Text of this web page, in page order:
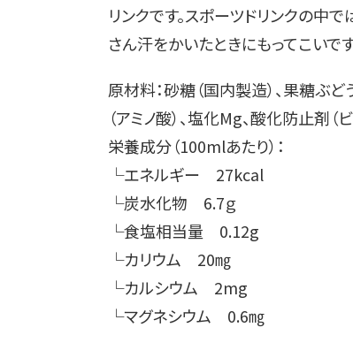
リンクです。スポーツドリンクの中
さん汗をかいたときにもってこいです
原材料：砂糖（国内製造）、果糖ぶ
（アミノ酸）、塩化Mg、酸化防止剤（
栄養成分（100mlあたり）：
└エネルギー 27kcal
└炭水化物 6.7ｇ
└食塩相当量 0.12g
└カリウム 20㎎
└カルシウム 2mg
└マグネシウム 0.6㎎